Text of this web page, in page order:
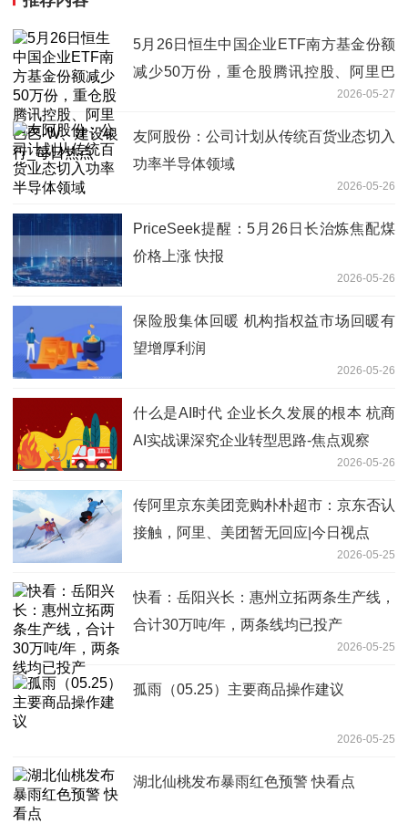
5月26日恒生中国企业ETF南方基金份额
减少50万份，重仓股腾讯控股、阿里巴
2026-05-27
友阿股份：公司计划从传统百货业态切入
功率半导体领域
2026-05-26
PriceSeek提醒：5月26日长治炼焦配煤
价格上涨 快报
2026-05-26
保险股集体回暖 机构指权益市场回暖有
望增厚利润
2026-05-26
什么是AI时代 企业长久发展的根本 杭商
AI实战课深究企业转型思路-焦点观察
2026-05-26
传阿里京东美团竞购朴朴超市：京东否认
接触，阿里、美团暂无回应|今日视点
2026-05-25
快看：岳阳兴长：惠州立拓两条生产线，
合计30万吨/年，两条线均已投产
2026-05-25
孤雨（05.25）主要商品操作建议
2026-05-25
湖北仙桃发布暴雨红色预警 快看点